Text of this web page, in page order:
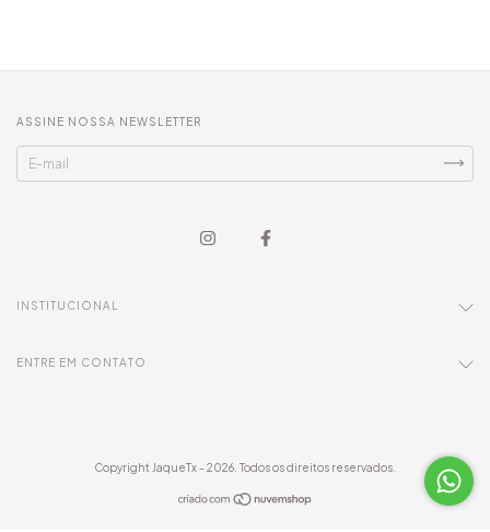
ASSINE NOSSA NEWSLETTER
INSTITUCIONAL
ENTRE EM CONTATO
Copyright JaqueTx - 2026. Todos os direitos reservados.